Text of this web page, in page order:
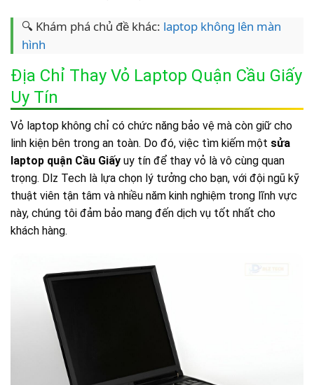
🔍 Khám phá chủ đề khác: laptop không lên màn
hình
Địa Chỉ Thay Vỏ Laptop Quận Cầu Giấy
Uy Tín
Vỏ laptop không chỉ có chức năng bảo vệ mà còn giữ cho
linh kiện bên trong an toàn. Do đó, việc tìm kiếm một sửa
laptop quận Cầu Giấy uy tín để thay vỏ là vô cùng quan
trọng. Dlz Tech là lựa chọn lý tưởng cho bạn, với đội ngũ kỹ
thuật viên tận tâm và nhiều năm kinh nghiệm trong lĩnh vực
này, chúng tôi đảm bảo mang đến dịch vụ tốt nhất cho
khách hàng.